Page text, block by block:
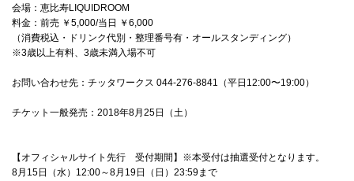
会場：恵比寿LIQUIDROOM
料金：前売 ￥5,000/当日 ￥6,000
（消費税込・ドリンク代別・整理番号有・オールスタンディング）
※3歳以上有料、3歳未満入場不可
お問い合わせ先：チッタワークス 044-276-8841（平日12:00〜19:00）
チケット一般発売：2018年8月25日（土）
【オフィシャルサイト先行 受付期間】※本受付は抽選受付となります。
8月15日（水）12:00～8月19日（日）23:59まで